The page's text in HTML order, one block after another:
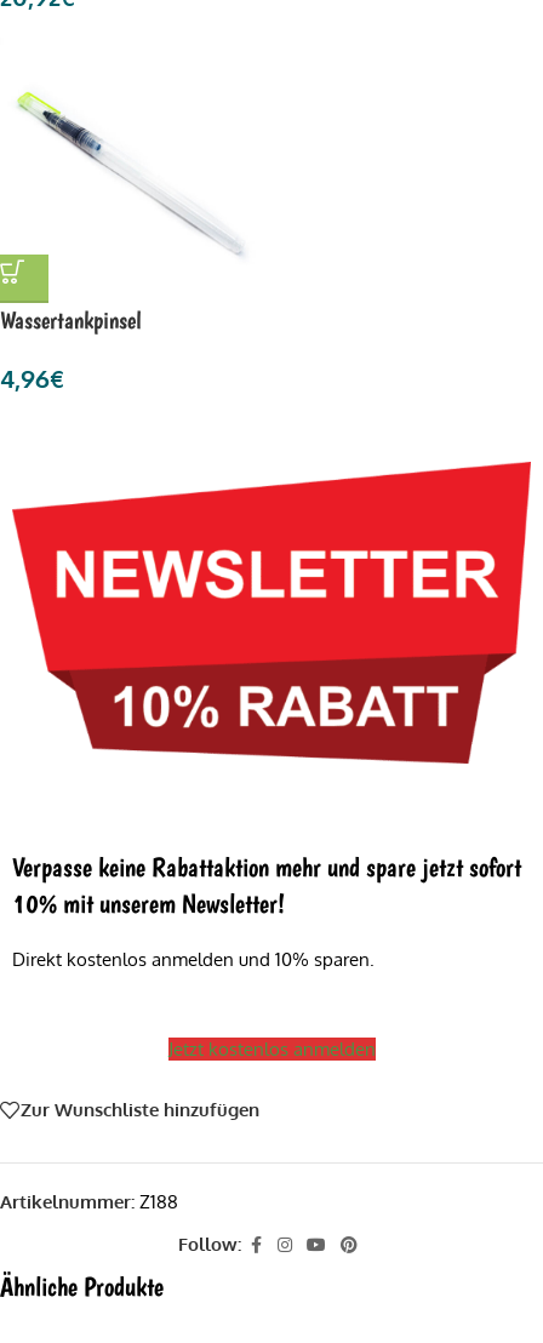
Wassertankpinsel
4,96€
Verpasse keine Rabattaktion mehr und spare jetzt sofort
10% mit unserem Newsletter!
Direkt kostenlos anmelden und 10% sparen.
Jetzt kostenlos anmelden
Zur Wunschliste hinzufügen
Artikelnummer: Z188
Follow:
Ähnliche Produkte